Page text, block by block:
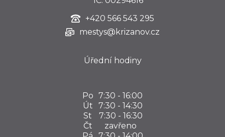
+420 566 543 295
mestys@krizanov.cz
Úřední hodiny
Po 7:30 - 16:00
Út
7:30 - 14:30
St
7:30 - 16:30
Čt
zavřeno